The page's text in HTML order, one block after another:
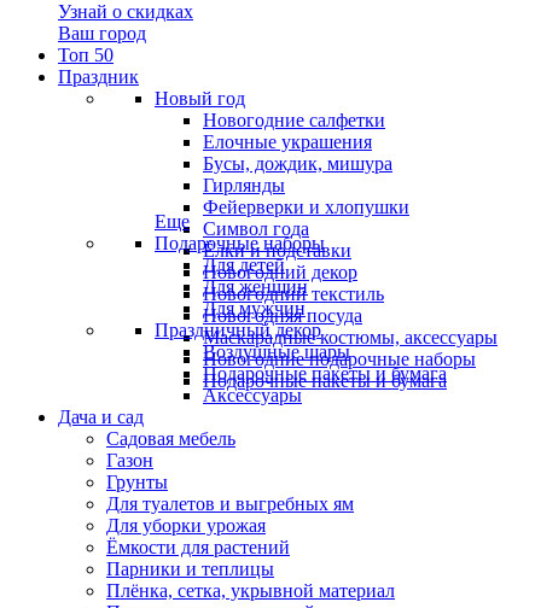
Узнай о скидках
Ваш город
Топ 50
Праздник
Новый год
Новогодние салфетки
Елочные украшения
Бусы, дождик, мишура
Гирлянды
Фейерверки и хлопушки
Символ года
Ёлки и подставки
Новогодний декор
Новогодний текстиль
Новогодняя посуда
Маскарадные костюмы, аксессуары
Новогодние подарочные наборы
Подарочные пакеты и бумага
Еще
Подарочные наборы
Для детей
Для женщин
Для мужчин
Праздничный декор
Воздушные шары
Подарочные пакеты и бумага
Аксессуары
Дача и сад
Садовая мебель
Газон
Грунты
Для туалетов и выгребных ям
Для уборки урожая
Ёмкости для растений
Парники и теплицы
Плёнка, сетка, укрывной материал